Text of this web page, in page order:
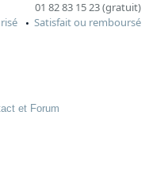
01 82 83 15 23 (gratuit)
Satisfait ou remboursé
et Forum